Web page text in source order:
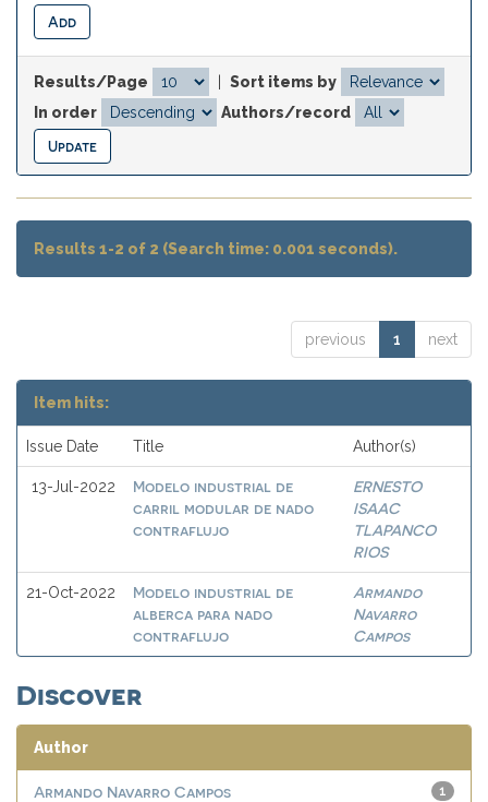
Results/Page
Sort items by
In order
Authors/record
Results 1-2 of 2 (Search time: 0.001 seconds).
previous 1 next
Item hits:
Issue Date Title Author(s)
13-Jul-2022
Modelo industrial de
carril modular de nado
contraflujo
ERNESTO
ISAAC
TLAPANCO
RIOS
21-Oct-2022
Modelo industrial de
alberca para nado
contraflujo
Armando
Navarro
Campos
Discover
Author
1
Armando Navarro Campos